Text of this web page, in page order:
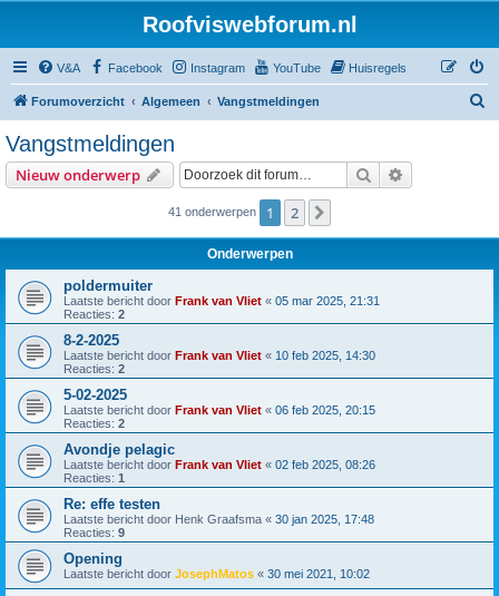
Roofviswebforum.nl
V&A Facebook Instagram YouTube Huisregels
Forumoverzicht Algemeen Vangstmeldingen
Vangstmeldingen
Nieuw onderwerp Zoek
41 onderwerpen 1 2
Onderwerpen
poldermuiter
Laatste bericht door Frank van Vliet « 05 mar 2025, 21:31
Reacties: 2
8-2-2025
Laatste bericht door Frank van Vliet « 10 feb 2025, 14:30
Reacties: 2
5-02-2025
Laatste bericht door Frank van Vliet « 06 feb 2025, 20:15
Reacties: 2
Avondje pelagic
Laatste bericht door Frank van Vliet « 02 feb 2025, 08:26
Reacties: 1
Re: effe testen
Laatste bericht door Henk Graafsma « 30 jan 2025, 17:48
Reacties: 9
Opening
Laatste bericht door JosephMatos « 30 mei 2021, 10:02